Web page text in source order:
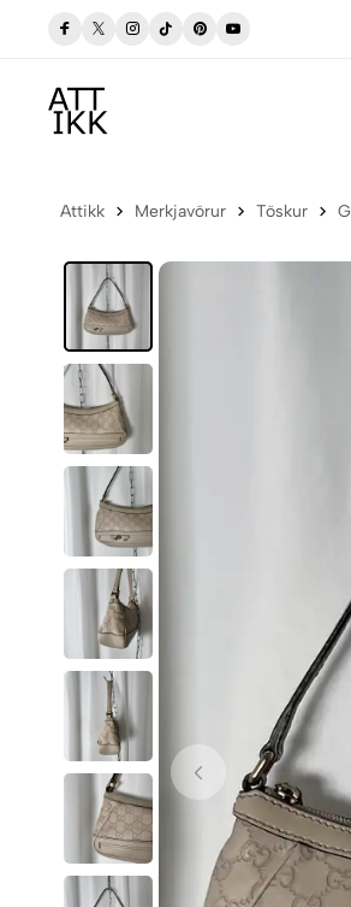
Frí sending í
Attikk Merkjavörur Töskur